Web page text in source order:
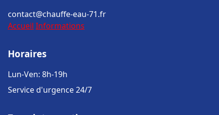
contact@chauffe-eau-71.fr
Accueil Informations
Horaires
Lun-Ven: 8h-19h
Service d'urgence 24/7